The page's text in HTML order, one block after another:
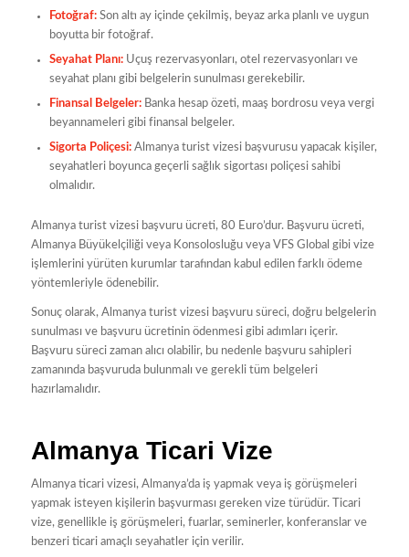
Fotoğraf:Son altı ay içinde çekilmiş, beyaz arka planlı ve uygun
boyutta bir fotoğraf.
Seyahat Planı:Uçuş rezervasyonları, otel rezervasyonları ve
seyahat planı gibi belgelerin sunulması gerekebilir.
Finansal Belgeler:Banka hesap özeti, maaş bordrosu veya vergi
beyannameleri gibi finansal belgeler.
Sigorta Poliçesi:Almanya turist vizesi başvurusu yapacak kişiler,
seyahatleri boyunca geçerli sağlık sigortası poliçesi sahibi
olmalıdır.
Almanya turist vizesi başvuru ücreti, 80 Euro’dur. Başvuru ücreti,
Almanya Büyükelçiliği veya Konsolosluğu veya VFS Global gibi vize
işlemlerini yürüten kurumlar tarafından kabul edilen farklı ödeme
yöntemleriyle ödenebilir.
Sonuç olarak, Almanya turist vizesi başvuru süreci, doğru belgelerin
sunulması ve başvuru ücretinin ödenmesi gibi adımları içerir.
Başvuru süreci zaman alıcı olabilir, bu nedenle başvuru sahipleri
zamanında başvuruda bulunmalı ve gerekli tüm belgeleri
hazırlamalıdır.
Almanya Ticari Vize
Almanya ticari vizesi, Almanya’da iş yapmak veya iş görüşmeleri
yapmak isteyen kişilerin başvurması gereken vize türüdür. Ticari
vize, genellikle iş görüşmeleri, fuarlar, seminerler, konferanslar ve
benzeri ticari amaçlı seyahatler için verilir.